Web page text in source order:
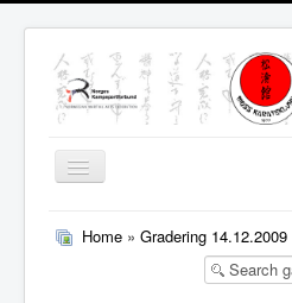
Skjul/Vis
navigasjon
Home » Gradering 14.12.2009